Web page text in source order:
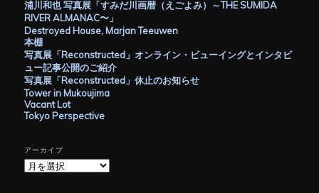
ン
浦川和也 写真展「すみだ川画暦（えごよみ）～THE SUMIDA
RIVER ALMANAC〜」
Destroyed House, Marjan Teeuwen
本棚
写真展「Reconstructed」オンライン・ビューイングとインタビ
ュー記事公開のご紹介
写真展「Reconstructed」休止のお知らせ
Tower in Mukoujima
Vacant Lot
Tokyo Perspective
アーカイブ
ア
ー